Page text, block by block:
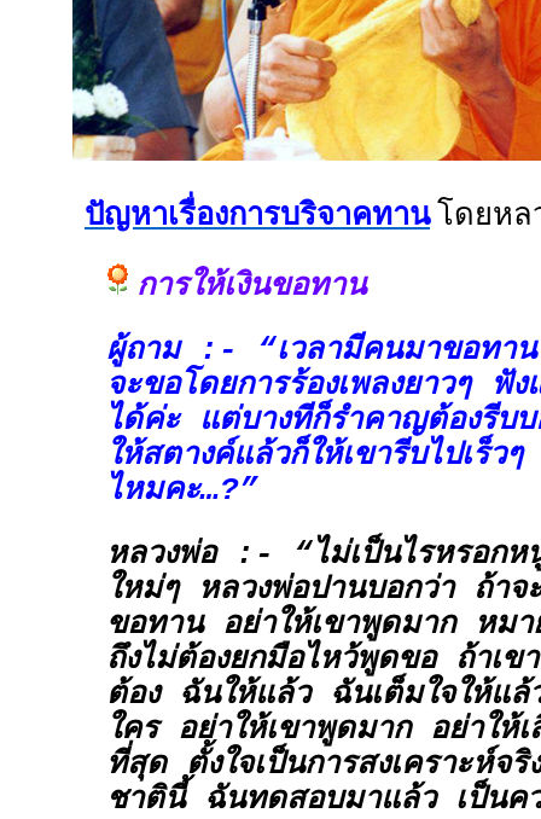
ปัญหาเรื่องการบริจาคทาน โดยห
การให้เงินขอทาน
ผู้ถาม :- “เวลามีคนมาขอทาน
จะขอโดยการร้องเพลงยาวๆ ฟั
ได้ค่ะ แต่บางทีก็รำคาญต้องรีบบ
ให้สตางค์แล้วก็ให้เขารีบไปเร็ว
ไหมคะ…?”
หลวงพ่อ :- “ไม่เป็นไรหรอกห
ใหม่ๆ หลวงพ่อปานบอกว่า ถ้าจ
ขอทาน อย่าให้เขาพูดมาก หมา
ถึงไม่ต้องยกมือไหว้พูดขอ ถ้าเข
ต้อง ฉันให้แล้ว ฉันเต็มใจให้แล้
ใคร อย่าให้เขาพูดมาก อย่าให้เ
ที่สุด ตั้งใจเป็นการสงเคราะห์จ
ชาตินี้ ฉันทดสอบมาแล้ว เป็นค